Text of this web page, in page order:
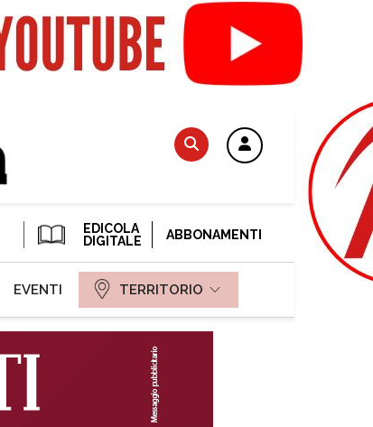
EDICOLA
DIGITALE
ABBONAMENTI
EVENTI TERRITORIO